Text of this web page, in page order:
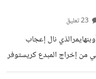
حتى يحدث ما لم يكن متوقع
تهرول لأن أحد الأقارب
العامة وأدخل بحالة من
مشكلة حقيقية بالفعل وهي
نال إعجاب
من إخراج المبدع كريستوفر
النظرية روبرت أوبنهايمر